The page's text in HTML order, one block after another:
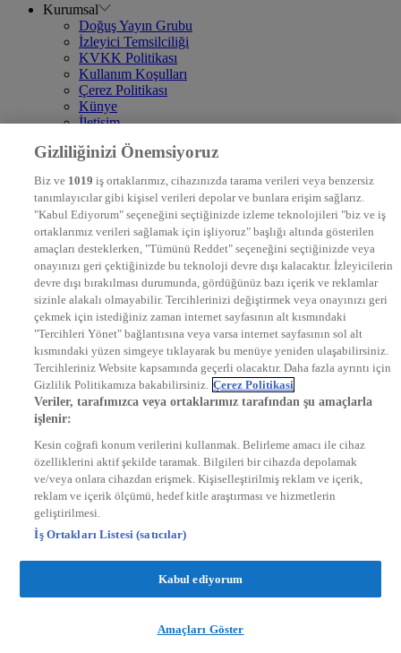
Kurumsal
Doğuş Yayın Grubu
İzleyici Temsilciliği
KVKK Politikası
Kullanım Koşulları
Çerez Politikası
Künye
İletişim
DYG Televizyonlar
STAR
EURO STAR
KRAL POP TV
DYG Radyolar
NTV RADYO
KRAL FM
KRAL POP
EKSEN
VOYAGE
DYG Dijital
ntv.com.tr
ntvspor.net
secim.ntv.com.tr
startv.com.tr
kralmuzik.com.tr
Gizliliğinizi Önemsiyoruz
Biz ve 1019 iş ortaklarımız, cihazınızda tarama verileri veya benzersiz
tanımlayıcılar gibi kişisel verileri depolar ve bunlara erişim sağlarız.
"Kabul Ediyorum" seçeneğini seçtiğinizde izleme teknolojileri "biz ve iş
ortaklarımız verileri sağlamak için işliyoruz" başlığı altında gösterilen
amaçları desteklerken, "Tümünü Reddet" seçeneğini seçtiğinizde veya
onayınızı geri çektiğinizde bu teknoloji devre dışı kalacaktır. İzleyicilerin
devre dışı bırakılması durumunda, gördüğünüz bazı içerik ve reklamlar
sizinle alakalı olmayabilir. Tercihlerinizi değiştirmek veya onayınızı geri
çekmek için istediğiniz zaman internet sayfasının alt kısmındaki
"Tercihleri Yönet" bağlantısına veya varsa internet sayfasının sol alt
kısmındaki yüzen simgeye tıklayarak bu menüye yeniden ulaşabilirsiniz.
Tercihleriniz Website kapsamında geçerli olacaktır. Daha fazla ayrıntı için
Gizlilik Politikamıza bakabilirsiniz. Çerez Politikasi
Veriler, tarafımızca veya ortaklarımız tarafından şu amaçlarla
işlenir:
Kesin coğrafi konum verilerini kullanmak. Belirleme amacı ile cihaz
özelliklerini aktif şekilde taramak. Bilgileri bir cihazda depolamak
ve/veya onlara cihazdan erişmek. Kişiselleştirilmiş reklam ve içerik,
reklam ve içerik ölçümü, hedef kitle araştırması ve hizmetlerin
geliştirilmesi.
İş Ortakları Listesi (satıcılar)
Kabul ediyorum
Amaçları Göster